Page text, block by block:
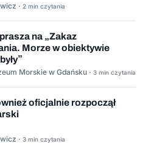
· 2 min czytania
na „Zakaz
Morze w obiektywie
Morskie w Gdańsku · 3 min czytania
oficjalnie rozpoczął
· 3 min czytania